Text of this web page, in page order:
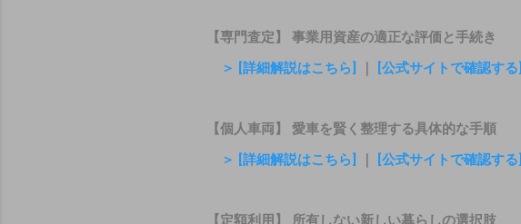
【専門査定】 事業用資産の適正な評価と手続き
＞ [詳細解説はこちら]
[公式サイトで確認する]
【個人車両】 愛車を賢く整理する具体的な手順
＞ [詳細解説はこちら]
[公式サイトで確認する]
【定額利用】 所有しない新しい暮らしの選択肢